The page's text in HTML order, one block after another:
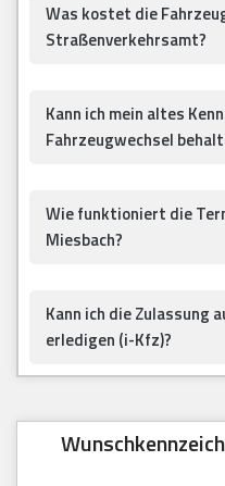
Was kostet die
Straßenverkehrsamt?
Kann ich mein altes
Fahrzeugwechsel
Wie funktioniert die
Miesbach?
Kann ich die Zulassung
erledigen (i-Kfz)?